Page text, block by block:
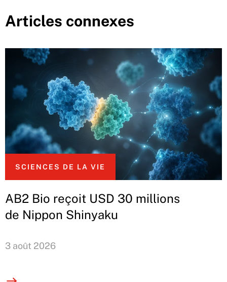
Articles connexes
SCIENCES DE LA VIE
AB2 Bio reçoit USD 30 millions
de Nippon Shinyaku
3 août 2026